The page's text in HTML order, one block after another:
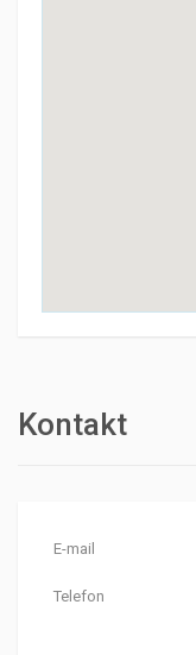
Kontakt
E-mail
Telefon